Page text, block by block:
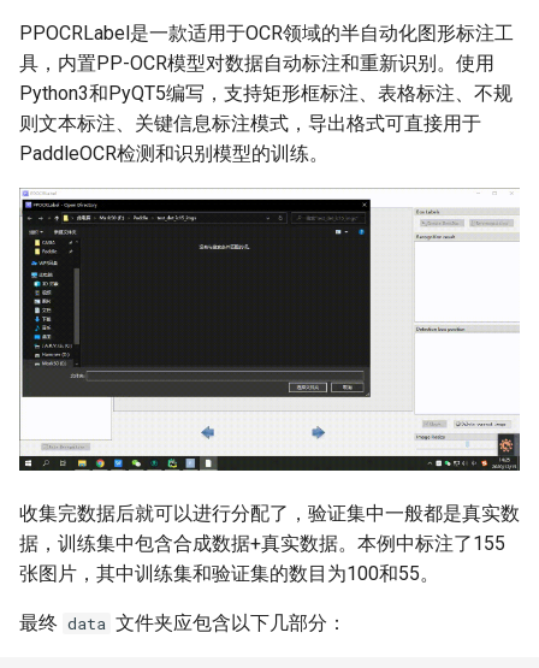
PPOCRLabel是一款适用于OCR领域的半自动化图形标注工
具，内置PP-OCR模型对数据自动标注和重新识别。使用
Python3和PyQT5编写，支持矩形框标注、表格标注、不规
则文本标注、关键信息标注模式，导出格式可直接用于
PaddleOCR检测和识别模型的训练。
收集完数据后就可以进行分配了，验证集中一般都是真实数
据，训练集中包含合成数据+真实数据。本例中标注了155
张图片，其中训练集和验证集的数目为100和55。
最终 data 文件夹应包含以下几部分：